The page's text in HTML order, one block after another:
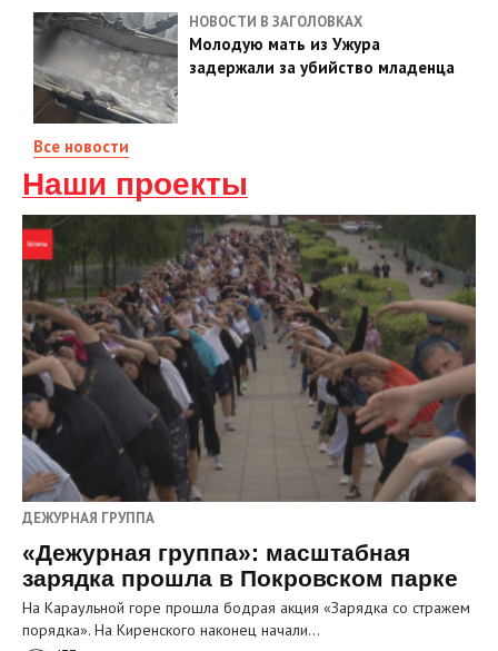
НОВОСТИ В ЗАГОЛОВКАХ
Молодую мать из Ужура
задержали за убийство младенца
Все новости
Наши проекты
ДЕЖУРНАЯ ГРУППА
«Дежурная группа»: масштабная
зарядка прошла в Покровском парке
На Караульной горе прошла бодрая акция «Зарядка со стражем
порядка». На Киренского наконец начали…